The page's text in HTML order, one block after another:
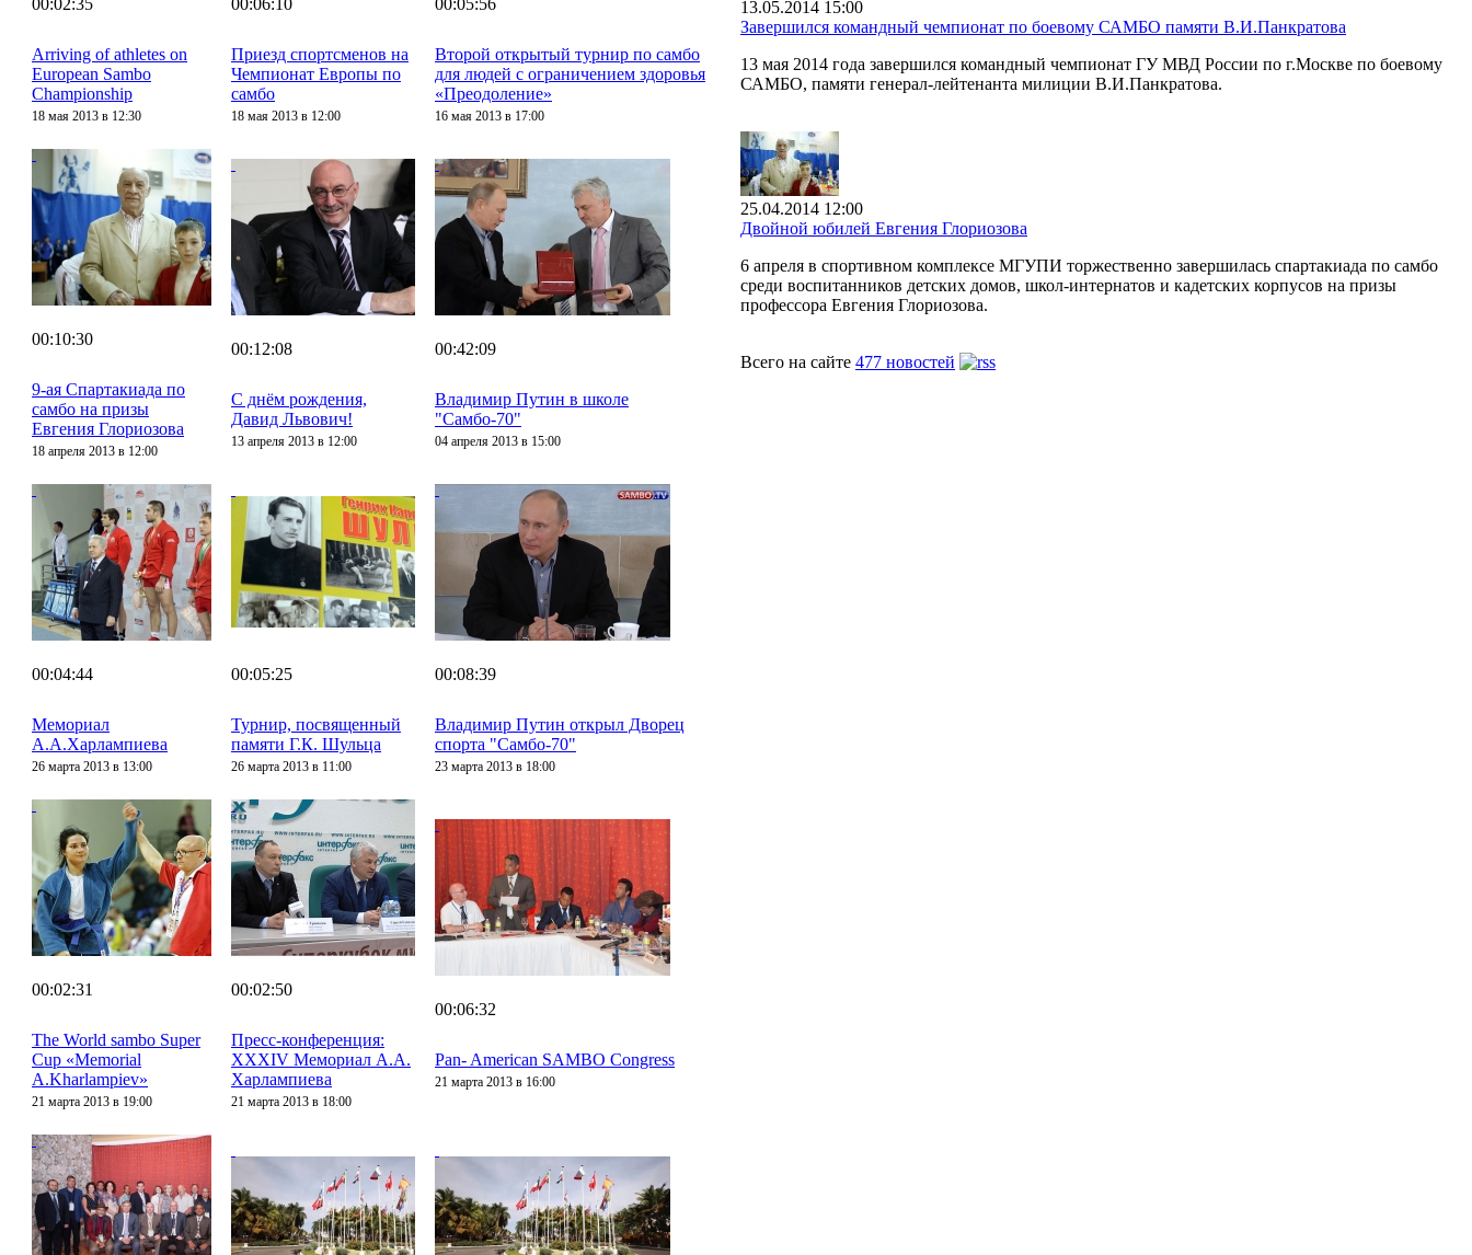
Arriving of athletes on
European Sambo
Championship
18 мая 2013 в 12:30
Приезд спортсменов на
Чемпионат Европы по
самбо
18 мая 2013 в 12:00
Второй открытый турнир по самбо
для людей с ограничением здоровья
«Преодоление»
16 мая 2013 в 17:00
00:10:30
9-ая Спартакиада по
самбо на призы
Евгения Глориозова
18 апреля 2013 в 12:00
00:12:08
С днём рождения,
Давид Львович!
13 апреля 2013 в 12:00
00:42:09
Владимир Путин в школе
"Самбо-70"
04 апреля 2013 в 15:00
00:04:44
Мемориал
А.А.Харлампиева
26 марта 2013 в 13:00
00:05:25
Турнир, посвященный
памяти Г.К. Шульца
26 марта 2013 в 11:00
00:08:39
Владимир Путин открыл Дворец
спорта "Самбо-70"
23 марта 2013 в 18:00
00:02:31
The World sambo Super
Cup «Memorial
A.Kharlampiev»
21 марта 2013 в 19:00
00:02:50
Пресс-конференция:
XXXIV Мемориал А.А.
Харлампиева
21 марта 2013 в 18:00
00:06:32
Pan- American SAMBO Congress
21 марта 2013 в 16:00
13.05.2014 15:00
Завершился командный чемпионат по боевому САМБО памяти В.И.Панкратова
13 мая 2014 года завершился командный чемпионат ГУ МВД России по г.Москве по боевому
САМБО, памяти генерал-лейтенанта милиции В.И.Панкратова.
25.04.2014 12:00
Двойной юбилей Евгения Глориозова
6 апреля в спортивном комплексе МГУПИ торжественно завершилась спартакиада по самбо
среди воспитанников детских домов, школ-интернатов и кадетских корпусов на призы
профессора Евгения Глориозова.
Всего на сайте 477 новостей